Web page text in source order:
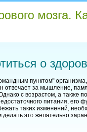
мозга.
о
пунктом"
отвечает за мышление,
с возрастом, а также
питания, его
таких изменений,
это желательно